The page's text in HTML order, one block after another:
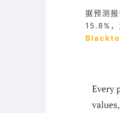
据预测
15.8%